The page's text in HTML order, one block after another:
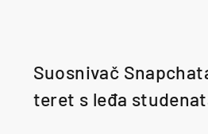
Suosnivač
teret s leđa